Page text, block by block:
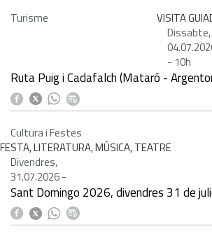
Turisme
VISITA
Dissabte,
- 10h
Ruta Puig i Cadafalch (Mataró -
Cultura i Festes
FESTA, LITERATURA, MÚSICA, TEATRE
Divendres,
31.07.2026-
Sant Domingo 2026, divendres 31 de